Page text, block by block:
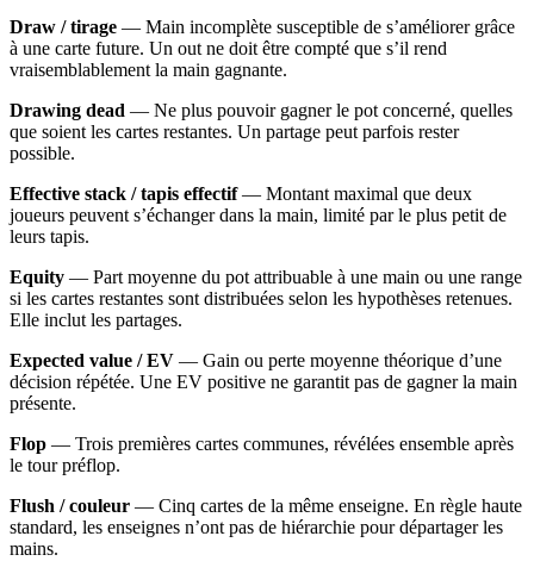
Draw / tirage — Main incomplète susceptible de s’améliorer grâce
à une carte future. Un out ne doit être compté que s’il rend
vraisemblablement la main gagnante.
Drawing dead — Ne plus pouvoir gagner le pot concerné, quelles
que soient les cartes restantes. Un partage peut parfois rester
possible.
Effective stack / tapis effectif— Montant maximal que deux
joueurs peuvent s’échanger dans la main, limité par le plus petit de
leurs tapis.
Equity — Part moyenne du pot attribuable à une main ou une range
si les cartes restantes sont distribuées selon les hypothèses retenues.
Elle inclut les partages.
Expected value / EV — Gain ou perte moyenne théorique d’une
décision répétée. Une EV positive ne garantit pas de gagner la main
présente.
Flop — Trois premières cartes communes, révélées ensemble après
le tour préflop.
Flush / couleur — Cinq cartes de la même enseigne. En règle haute
standard, les enseignes n’ont pas de hiérarchie pour départager les
mains.